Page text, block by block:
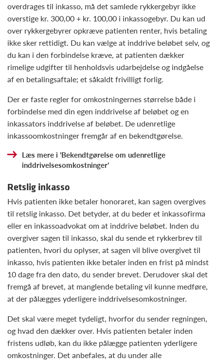
overdrages til inkasso, må det samlede rykkergebyr ikke
overstige kr. 300,00 + kr. 100,00 i inkassogebyr. Du kan ud
over rykkergebyrer opkræve patienten renter, hvis betaling
ikke sker rettidigt. Du kan vælge at inddrive beløbet selv, og
du kan i den forbindelse kræve, at patienten dækker
rimelige udgifter til henholdsvis udarbejdelse og indgåelse
af en betalingsaftale; et såkaldt frivilligt forlig.
Der er faste regler for omkostningernes størrelse både i
forbindelse med din egen inddrivelse af beløbet og en
inkassators inddrivelse af beløbet. De udenretlige
inkassoomkostninger fremgår af en bekendtgørelse.
Læs mere i ’Bekendtgørelse om udenretlige
inddrivelsesomkostninger’
Retslig inkasso
Hvis patienten ikke betaler honoraret, kan sagen overgives
til retslig inkasso. Det betyder, at du beder et inkassofirma
eller en inkassoadvokat om at inddrive beløbet. Inden du
overgiver sagen til inkasso, skal du sende et rykkerbrev til
patienten, hvori du oplyser, at sagen vil blive overgivet til
inkasso, hvis patienten ikke betaler inden en frist på mindst
10 dage fra den dato, du sender brevet. Derudover skal det
fremgå af brevet, at manglende betaling vil kunne medføre,
at der pålægges yderligere inddrivelsesomkostninger.
Det skal være meget tydeligt, hvorfor du sender regningen,
og hvad den dækker over. Hvis patienten betaler inden
fristens udløb, kan du ikke pålægge patienten yderligere
omkostninger. Det anbefales, at du under alle